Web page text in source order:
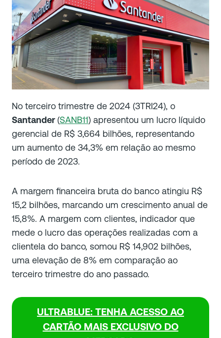
No terceiro trimestre de 2024 (3TRI24), o
Santander(SANB11) apresentou um lucro líquido
gerencial de R$ 3,664 bilhões, representando
um aumento de 34,3% em relação ao mesmo
período de 2023.
A margem financeira bruta do banco atingiu R$
15,2 bilhões, marcando um crescimento anual de
15,8%. A margem com clientes, indicador que
mede o lucro das operações realizadas com a
clientela do banco, somou R$ 14,902 bilhões,
uma elevação de 8% em comparação ao
terceiro trimestre do ano passado.
ULTRABLUE: TENHA ACESSO AO
CARTÃO MAIS EXCLUSIVO DO